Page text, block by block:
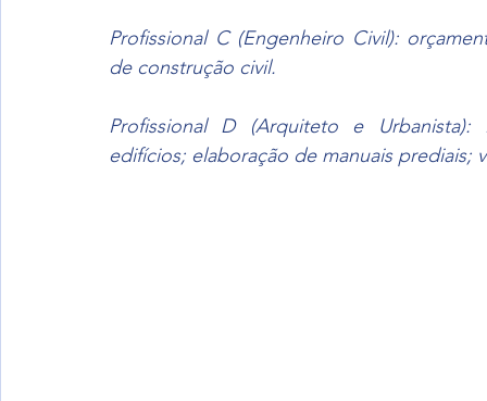
Profissional C (Engenheiro Civil):
de construção civil.
Profissional D (Arquiteto e
edifícios; elaboração de manuais prediais;